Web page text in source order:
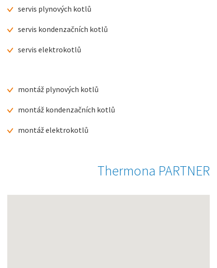
servis plynových kotlů
servis kondenzačních kotlů
servis elektrokotlů
montáž plynových kotlů
montáž kondenzačních kotlů
montáž elektrokotlů
Thermona PARTNER